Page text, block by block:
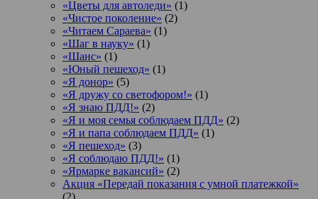
«Цветы для автоледи» (1)
«Чистое поколение» (2)
«Читаем Сараева» (1)
«Шаг в науку» (1)
«Шанс» (1)
«Юный пешеход» (1)
«Я донор» (5)
«Я дружу со светофором!» (1)
«Я знаю ПДД!» (2)
«Я и моя семья соблюдаем ПДД» (2)
«Я и папа соблюдаем ПДД» (1)
«Я пешеход» (3)
«Я соблюдаю ПДД!» (1)
«Ярмарке вакансий» (2)
Акция «Передай показания с умной платежкой»